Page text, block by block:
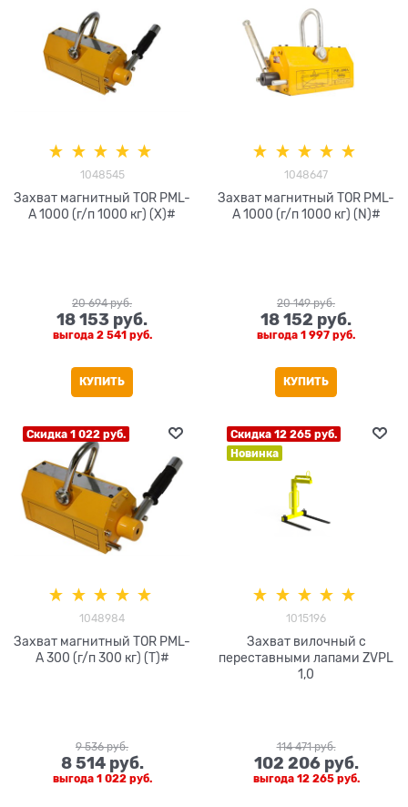
1048545
Захват магнитный TOR PML-
A 1000 (г/п 1000 кг) (X)#
20 694 руб.
18 153 руб.
выгода 2 541 руб.
КУПИТЬ
1048647
Захват магнитный TOR PML-
A 1000 (г/п 1000 кг) (N)#
20 149 руб.
18 152 руб.
выгода 1 997 руб.
КУПИТЬ
Скидка 1 022 руб.
1048984
Захват магнитный TOR PML-
A 300 (г/п 300 кг) (T)#
9 536 руб.
8 514 руб.
выгода 1 022 руб.
Скидка 12 265 руб.
Новинка
1015196
Захват вилочный с
переставными лапами ZVPL
1,0
114 471 руб.
102 206 руб.
выгода 12 265 руб.